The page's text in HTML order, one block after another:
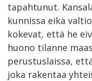
tapahtunut.
kunnissa eikä
kokevat, että he
huono tilanne
perustuslaissa,
joka rakentaa